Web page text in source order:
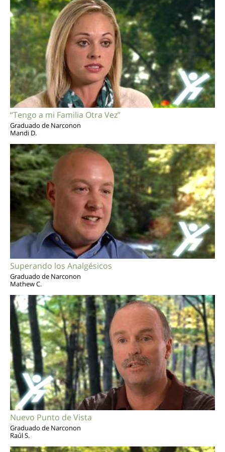
“Tengo a mi Familia Otra Vez”
Graduado de Narconon
Mandi D.
Superando los Analgésicos
Graduado de Narconon
Mathew C.
Nuevo Punto de Vista
Graduado de Narconon
Raúl S.